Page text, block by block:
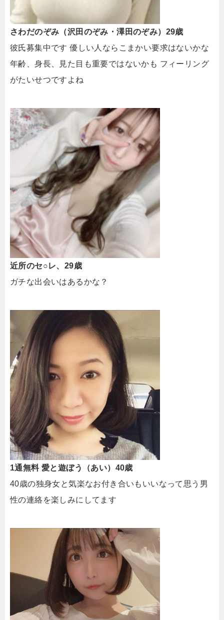
さわだのぞみ（沢田のぞみ・澤田のぞみ）29歳
彼氏募集中です 優しい人ならこまかい要求はないかな
年齢、身長、見た目も重要ではないかも フィーリング
がたいせつですよね
近所のセ○レ、29歳
ガチな出会いはあるかな？
1通無料 愛と遊ぼう（あい）40歳
40歳の独身女と気楽なお付き合いもいいなって思う男
性の連絡を楽しみにしてます